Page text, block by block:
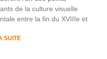
de la culture visuelle
entre la fin du XVIIIe et
SUITE